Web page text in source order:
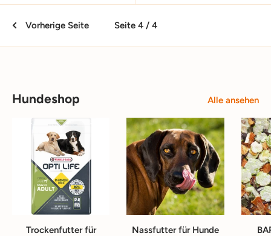
Vorherige Seite Seite 4 / 4
Hundeshop Alle ansehen
Trockenfutter für
Nassfutter für Hunde